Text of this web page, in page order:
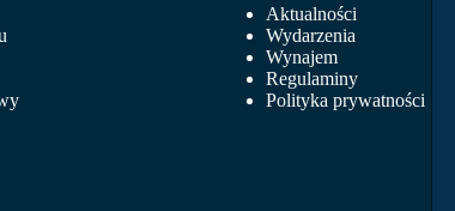
Aktualności
Wydarzenia
Wynajem
Regulaminy
Polityka prywatności